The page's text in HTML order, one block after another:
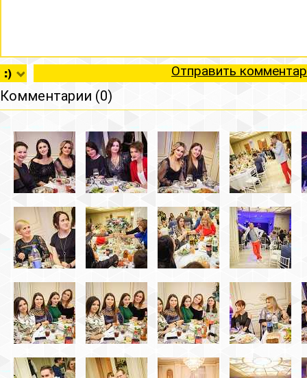
Отправить
Комментарии (0)